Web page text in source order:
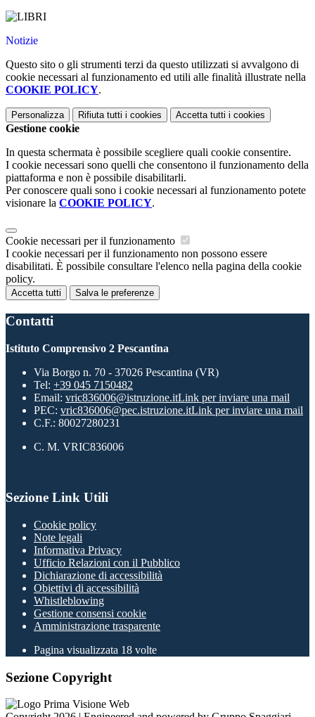
Notizie
Questo sito o gli strumenti terzi da questo utilizzati si avvalgono di
cookie necessari al funzionamento ed utili alle finalità illustrate nella
COOKIE POLICY.
Personalizza Rifiuta tutti i cookies Accetta tutti i cookies
Gestione cookie
In questa schermata è possibile scegliere quali cookie consentire.
I cookie necessari sono quelli che consentono il funzionamento della
piattaforma e non è possibile disabilitarli.
Per conoscere quali sono i cookie necessari al funzionamento potete
visionare la COOKIE POLICY.
Cookie necessari per il funzionamento
I cookie necessari per il funzionamento non possono essere
disabilitati. È possibile consultare l'elenco nella pagina della cookie
policy.
Accetta tutti Salva le preferenze
Contatti
Istituto Comprensivo 2 Pescantina
Via Borgo n. 70 - 37026 Pescantina (VR)
Tel: +39 045 7150482
Email: vric836006@istruzione.itLink per inviare una mail
PEC: vric836006@pec.istruzione.itLink per inviare una mail
C.F.: 80027280231
C. M. VRIC836006
Sezione Link Utili
Cookie policy
Note legali
Informativa Privacy
Ufficio Relazioni con il Pubblico
Dichiarazione di accessibilità
Obiettivi di accessibilità
Whistleblowing
Gestione consensi cookie
Amministrazione trasparente
Pagina visualizzata 18 volte
Sezione Copyright